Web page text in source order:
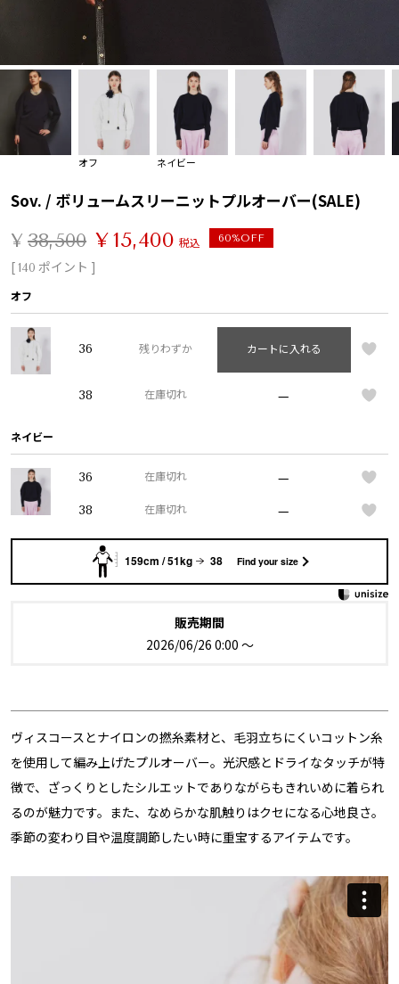
オフ ネイビー
Sov. / ボリュームスリーニットプルオーバー(SALE)
¥ 38,500 ¥15,400 税込 60%OFF
[140 ポイント ]
オフ
36 残りわずか カートに入れる
38 在庫切れ —
ネイビー
36 在庫切れ —
38 在庫切れ —
159cm / 51kg 38 Find your size
販売期間
2026/06/26 0:00 〜
ヴィスコースとナイロンの撚糸素材と、毛羽立ちにくいコットン糸
を使用して編み上げたプルオーバー。光沢感とドライなタッチが特
徴で、ざっくりとしたシルエットでありながらもきれいめに着られ
るのが魅力です。また、なめらかな肌触りはクセになる心地良さ。
季節の変わり目や温度調節したい時に重宝するアイテムです。